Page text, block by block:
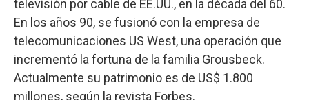
televisión por cable de EE.UU., en la década del 60.
En los años 90, se fusionó con la empresa de
telecomunicaciones US West, una operación que
incrementó la fortuna de la familia Grousbeck.
Actualmente su patrimonio es de US$ 1.800
millones, según la revista Forbes.